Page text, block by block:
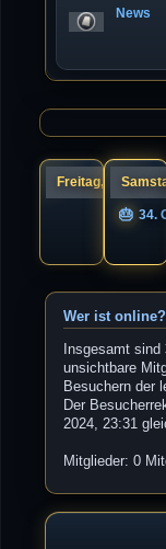
News
Freitag, 07.
34.
Wer ist online?
Insgesamt sind
unsichtbare
Besuchern der
Der
2024, 23:31
Mitglieder: 0